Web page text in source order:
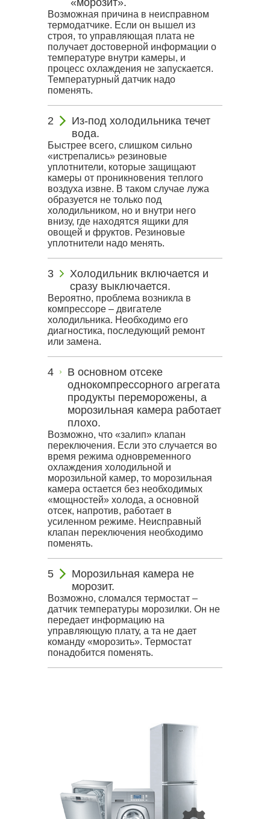
«морозит».
Возможная причина в неисправном
термодатчике. Если он вышел из
строя, то управляющая плата не
получает достоверной информации о
температуре внутри камеры, и
процесс охлаждения не запускается.
Температурный датчик надо
поменять.
Из-под холодильника течет
вода.
Быстрее всего, слишком сильно
«истрепались» резиновые
уплотнители, которые защищают
камеры от проникновения теплого
воздуха извне. В таком случае лужа
образуется не только под
холодильником, но и внутри него
внизу, где находятся ящики для
овощей и фруктов. Резиновые
уплотнители надо менять.
Холодильник включается и
сразу выключается.
Вероятно, проблема возникла в
компрессоре – двигателе
холодильника. Необходимо его
диагностика, последующий ремонт
или замена.
В основном отсеке
однокомпрессорного агрегата
продукты переморожены, а
морозильная камера работает
плохо.
Возможно, что «залип» клапан
переключения. Если это случается во
время режима одновременного
охлаждения холодильной и
морозильной камер, то морозильная
камера остается без необходимых
«мощностей» холода, а основной
отсек, напротив, работает в
усиленном режиме. Неисправный
клапан переключения необходимо
поменять.
Морозильная камера не
морозит.
Возможно, сломался термостат –
датчик температуры морозилки. Он не
передает информацию на
управляющую плату, а та не дает
команду «морозить». Термостат
понадобится поменять.